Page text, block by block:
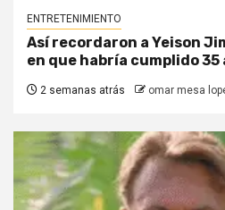
ENTRETENIMIENTO
Así recordaron a Yeison
en que habría cumplido 35
2 semanas atrás omar mesa